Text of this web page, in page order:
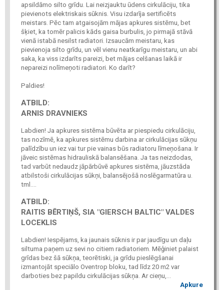
apsildāmo silto grīdu. Lai neizjauktu ūdens cirkulāciju, tika
pievienots elektriskais sūknis. Visu izdarīja sertificēts
meistars. Pēc tam atgaisojām mājas apkures sistēmu, bet
šķiet, ka tomēr palicis kāds gaisa burbulis, jo pirmajā stāvā
vienā istabā nesilst radiatori. Izsaucām meistaru, kas
pievienoja silto grīdu, un vēl vienu neatkarīgu meistaru, un abi
saka, ka viss izdarīts pareizi, bet mājas celšanas laikā ir
nepareizi nolīmeņoti radiatori. Ko darīt?
Paldies!
ATBILD:
ARNIS DRAVNIEKS
Labdien! Ja apkures sistēma būvēta ar piespiedu cirkulāciju,
tas nozīmē, ka apkures sistēmu darbina ar cirkulācijas sūkņu
palīdzību un iez vai tur pie vainas būs radiatoru līmeņošana. Ir
jāveic sistēmas hidrauliskā balansēšana. Ja tas neizdodas,
tad varbūt nedaudz jāpārbūvē apkures sistēma, jāuzstāda
atbilstoši cirkulācijas sūkņi, balansējošā noslēgarmatūra u.
tml....
ATBILD:
RAITIS BĒRTIŅŠ, SIA "GIERSCH BALTIC" VALDES
LOCEKLIS
Labdien! Iespējams, ka jaunais sūknis ir par jaudīgu un daļu
siltuma paņem uz sevi no citiem radiatoriem. Mēģiniet palaist
grīdas bez šā sūkņa, teorētiski, ja grīdu pieslēgšanai
izmantojāt speciālo Oventrop bloku, tad līdz 20 m2 var
darboties bez papildu cirkulācijas sūkņa. Ar cieņu,...
Apkure